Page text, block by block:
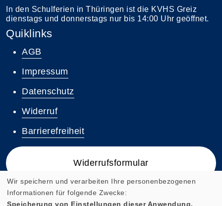
In den Schulferien in Thüringen ist die KVHS Greiz
dienstags und donnerstags nur bis 14:00 Uhr geöffnet.
Quiklinks
AGB
Impressum
Datenschutz
Widerruf
Barrierefreiheit
Widerrufsformular
Wir speichern und verarbeiten Ihre personenbezogenen
Informationen für folgende Zwecke:
Speicherung von Einstellungen dieser Anwendung,